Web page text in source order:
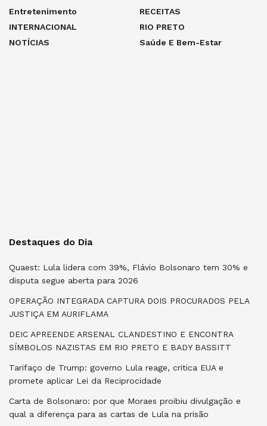
Entretenimento
INTERNACIONAL
NOTÍCIAS
RECEITAS
RIO PRETO
Saúde E Bem-Estar
Destaques do Dia
Quaest: Lula lidera com 39%, Flávio Bolsonaro tem 30% e
disputa segue aberta para 2026
OPERAÇÃO INTEGRADA CAPTURA DOIS PROCURADOS PELA
JUSTIÇA EM AURIFLAMA
DEIC APREENDE ARSENAL CLANDESTINO E ENCONTRA
SÍMBOLOS NAZISTAS EM RIO PRETO E BADY BASSITT
Tarifaço de Trump: governo Lula reage, critica EUA e
promete aplicar Lei da Reciprocidade
Carta de Bolsonaro: por que Moraes proibiu divulgação e
qual a diferença para as cartas de Lula na prisão